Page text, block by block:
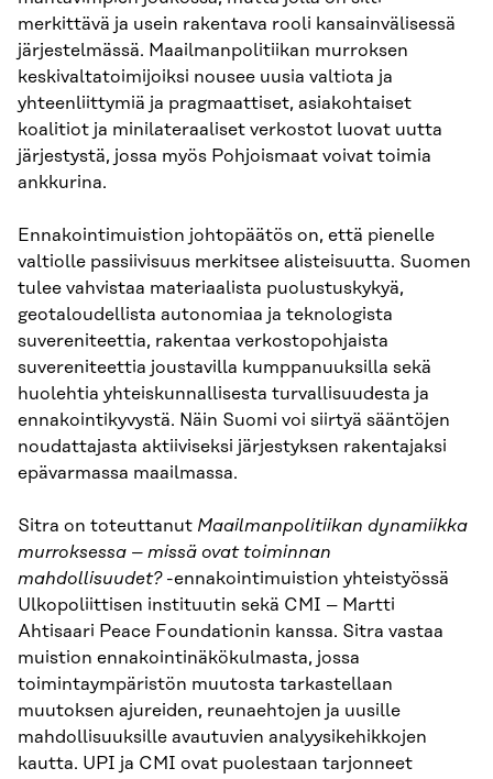
merkittävä ja usein rakentava rooli kansainvälisessä
järjestelmässä. Maailmanpolitiikan murroksen
keskivaltatoimijoiksi nousee uusia valtiota ja
yhteenliittymiä ja pragmaattiset, asiakohtaiset
koalitiot ja minilateraaliset verkostot luovat uutta
järjestystä, jossa myös Pohjoismaat voivat toimia
ankkurina.
Ennakointimuistion johtopäätös on, että pienelle
valtiolle passiivisuus merkitsee alisteisuutta. Suomen
tulee vahvistaa materiaalista puolustuskykyä,
geotaloudellista autonomiaa ja teknologista
suvereniteettia, rakentaa verkostopohjaista
suvereniteettia joustavilla kumppanuuksilla sekä
huolehtia yhteiskunnallisesta turvallisuudesta ja
ennakointikyvystä. Näin Suomi voi siirtyä sääntöjen
noudattajasta aktiiviseksi järjestyksen rakentajaksi
epävarmassa maailmassa.
Sitra on toteuttanut Maailmanpolitiikan dynamiikka
murroksessa – missä ovat toiminnan
mahdollisuudet? -ennakointimuistion yhteistyössä
Ulkopoliittisen instituutin sekä CMI – Martti
Ahtisaari Peace Foundationin kanssa. Sitra vastaa
muistion ennakointinäkökulmasta, jossa
toimintaympäristön muutosta tarkastellaan
muutoksen ajureiden, reunaehtojen ja uusille
mahdollisuuksille avautuvien analyysikehikkojen
kautta. UPI ja CMI ovat puolestaan tarjonneet